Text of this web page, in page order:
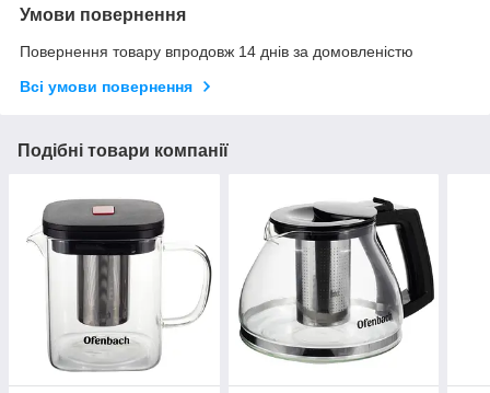
Умови повернення
Повернення товару впродовж 14 днів за домовленістю
Всі умови повернення
Подібні товари компанії